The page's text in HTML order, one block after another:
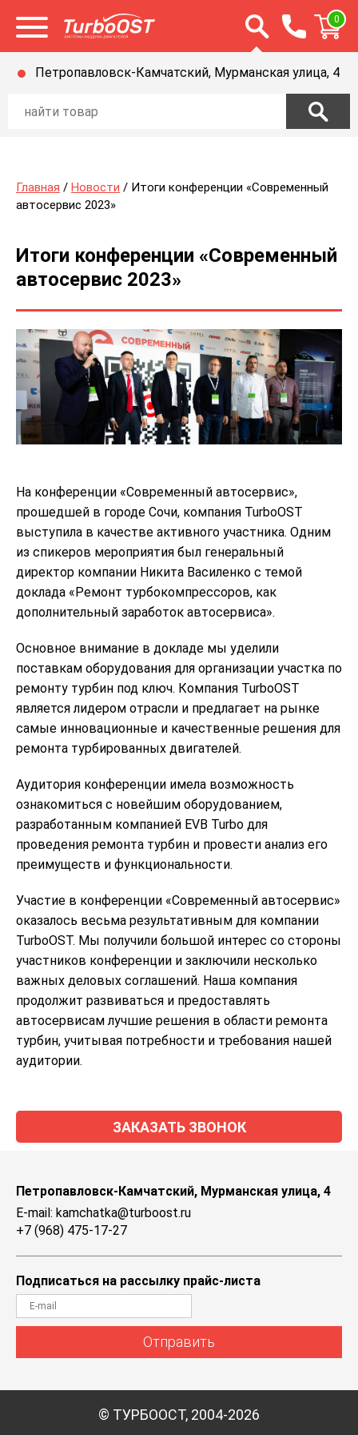
Открыть меню Открыть строку
0
Петропавловск-Камчатский, Мурманская улица, 4
Главная / Новости / Итоги конференции «Современный
автосервис 2023»
Итоги конференции «Современный
автосервис 2023»
На конференции «Современный автосервис»,
прошедшей в городе Сочи, компания TurboOST
выступила в качестве активного участника. Одним
из спикеров мероприятия был генеральный
директор компании Никита Василенко с темой
доклада «Ремонт турбокомпрессоров, как
дополнительный заработок автосервиса».
Основное внимание в докладе мы уделили
поставкам оборудования для организации участка по
ремонту турбин под ключ. Компания TurboOST
является лидером отрасли и предлагает на рынке
самые инновационные и качественные решения для
ремонта турбированных двигателей.
Аудитория конференции имела возможность
ознакомиться с новейшим оборудованием,
разработанным компанией EVB Turbo для
проведения ремонта турбин и провести анализ его
преимуществ и функциональности.
Участие в конференции «Современный автосервис»
оказалось весьма результативным для компании
TurboOST. Мы получили большой интерес со стороны
участников конференции и заключили несколько
важных деловых соглашений. Наша компания
продолжит развиваться и предоставлять
автосервисам лучшие решения в области ремонта
турбин, учитывая потребности и требования нашей
аудитории.
ЗАКАЗАТЬ ЗВОНОК
Петропавловск-Камчатский, Мурманская улица, 4
E-mail: kamchatka@turboost.ru
+7 (968) 475-17-27
Подписаться на рассылку прайс-листа
Отправить
© ТУРБООСТ, 2004-2026